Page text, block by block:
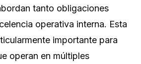
tanto obligaciones
operativa interna. Esta
importante para
operan en múltiples